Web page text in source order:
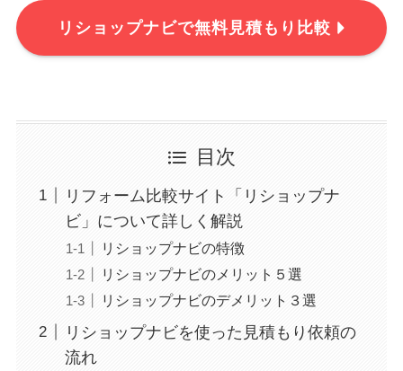
リショップナビで無料見積もり比較
目次
リフォーム比較サイト「リショップナ
ビ」について詳しく解説
リショップナビの特徴
リショップナビのメリット５選
リショップナビのデメリット３選
リショップナビを使った見積もり依頼の
流れ